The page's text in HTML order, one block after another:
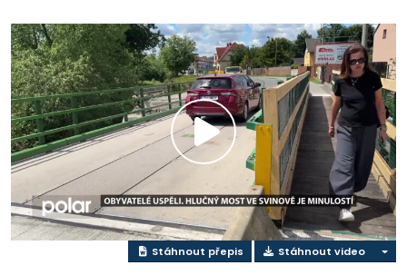
Přehrát
video
Stáhnout přepis Stáhnout video